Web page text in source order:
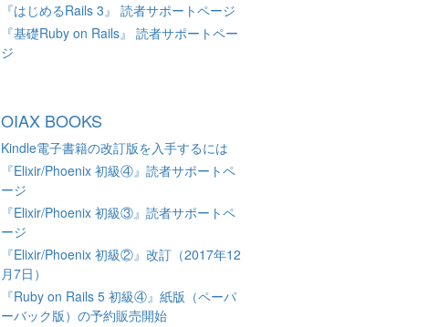
『はじめるRails 3』 読者サポートページ
『基礎Ruby on Rails』 読者サポートペー
ジ
OIAX BOOKS
Kindle電子書籍の改訂版を入手するには
『Elixir/Phoenix 初級④』読者サポートペ
ージ
『Elixir/Phoenix 初級③』読者サポートペ
ージ
『Elixir/Phoenix 初級②』改訂（2017年12
月7日）
『Ruby on Rails 5 初級④』紙版（ペーパ
ーバック版）の予約販売開始